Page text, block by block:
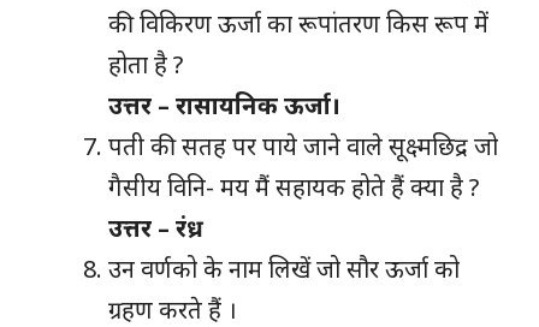
की विकिरण ऊर्जा का रूपांतरण किस रूप में
होता है ?
उत्तर – रासायनिक ऊर्जा।
पती की सतह पर पाये जाने वाले सूक्ष्मछिद्र जो
गैसीय विनि- मय मैं सहायक होते हैं क्या है ?
उत्तर – रंध्र
उन वर्णको के नाम लिखें जो सौर ऊर्जा को
ग्रहण करते हैं ।